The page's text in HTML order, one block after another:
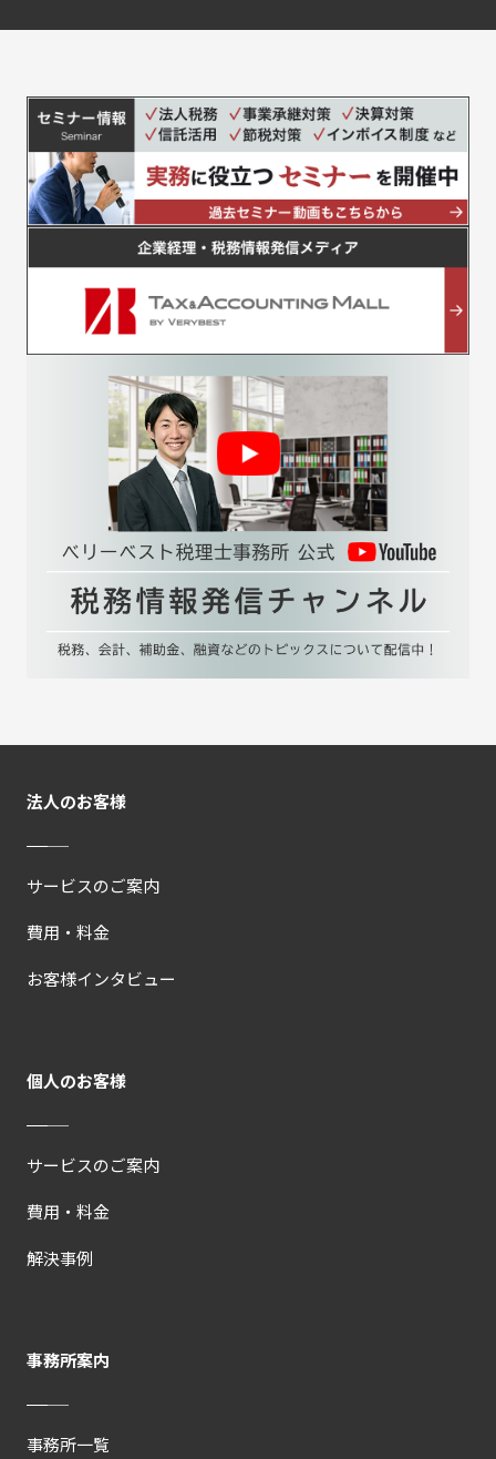
法人のお客様
サービスのご案内
費用・料金
お客様インタビュー
個人のお客様
サービスのご案内
費用・料金
解決事例
事務所案内
事務所一覧